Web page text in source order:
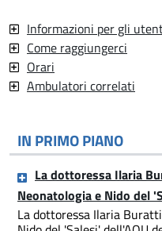
Informazioni per gli
Come raggiungerci
Orari
Ambulatori correlati
IN PRIMO PIANO
La dottoressa Ilaria
Neonatologia e Nido del
La dottoressa Ilaria